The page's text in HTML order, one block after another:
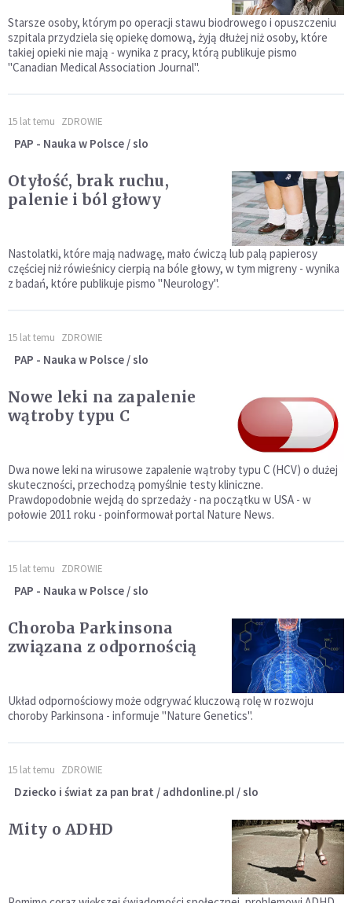
Starsze osoby, którym po operacji stawu biodrowego i opuszczeniu
szpitala przydziela się opiekę domową, żyją dłużej niż osoby, które
takiej opieki nie mają - wynika z pracy, którą publikuje pismo
"Canadian Medical Association Journal".
15 lat temu ZDROWIE
PAP - Nauka w Polsce / slo
Otyłość, brak ruchu,
palenie i ból głowy
Nastolatki, które mają nadwagę, mało ćwiczą lub palą papierosy
częściej niż rówieśnicy cierpią na bóle głowy, w tym migreny - wynika
z badań, które publikuje pismo "Neurology".
15 lat temu ZDROWIE
PAP - Nauka w Polsce / slo
Nowe leki na zapalenie
wątroby typu C
Dwa nowe leki na wirusowe zapalenie wątroby typu C (HCV) o dużej
skuteczności, przechodzą pomyślnie testy kliniczne.
Prawdopodobnie wejdą do sprzedaży - na początku w USA - w
połowie 2011 roku - poinformował portal Nature News.
15 lat temu ZDROWIE
PAP - Nauka w Polsce / slo
Choroba Parkinsona
związana z odpornością
Układ odpornościowy może odgrywać kluczową rolę w rozwoju
choroby Parkinsona - informuje "Nature Genetics".
15 lat temu ZDROWIE
Dziecko i świat za pan brat / adhdonline.pl / slo
Mity o ADHD